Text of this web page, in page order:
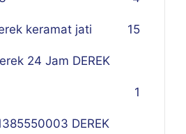
keramat jati 15
24 Jam DEREK
1
DEREK